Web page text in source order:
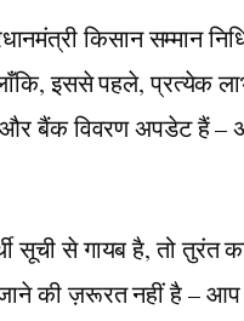
किसान सम्मान
इससे पहले, प्रत्येक
बैंक विवरण अपडेट हैं –
सूची से गायब है, तो तुरंत
की ज़रूरत नहीं है –